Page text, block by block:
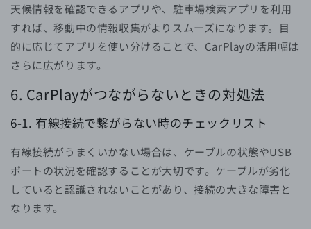
天候情報を確認できるアプリや、駐車場検索アプリを利用
すれば、移動中の情報収集がよりスムーズになります。目
的に応じてアプリを使い分けることで、CarPlayの活用幅は
さらに広がります。
6. CarPlayがつながらないときの対処法
6-1. 有線接続で繋がらない時のチェックリスト
有線接続がうまくいかない場合は、ケーブルの状態やUSB
ポートの状況を確認することが大切です。ケーブルが劣化
していると認識されないことがあり、接続の大きな障害と
なります。